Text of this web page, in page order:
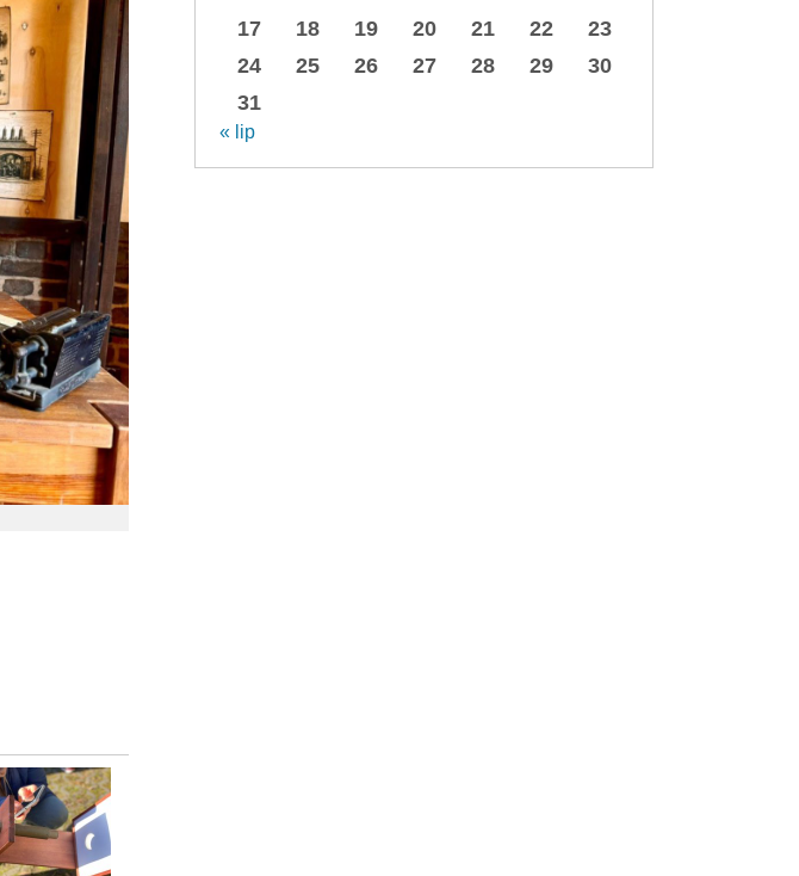
17
18 19 20 21 22
23
24
25 26 27 28 29
30
31
« lip